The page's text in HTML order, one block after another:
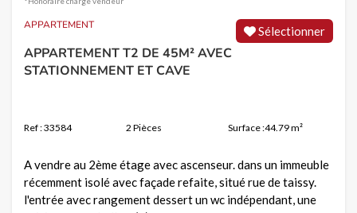
Sélectionner
APPARTEMENT
APPARTEMENT T2 DE 45M² AVEC
STATIONNEMENT ET CAVE
Ref : 33584 2 Pièces Surface :44.79 m²
A vendre au 2ème étage avec ascenseur. dans un immeuble
récemment isolé avec façade refaite, situé rue de taissy.
l'entrée avec rangement dessert un wc indépendant, une